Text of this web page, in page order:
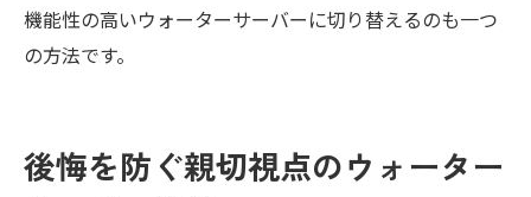
機能性の高いウォーターサーバーに切り替えるのも一つ
の方法です。
後悔を防ぐ親切視点のウォーター